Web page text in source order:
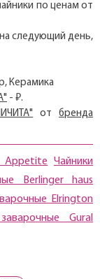
по ценам от
следующий день,
Керамика
- ₽.
от бренда
Appetite
Чайники
Berlinger haus
Elrington
Gural